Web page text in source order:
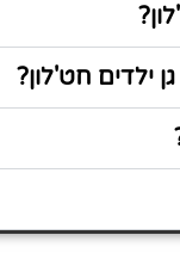
ילדים חט'לון?